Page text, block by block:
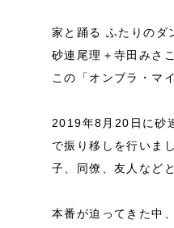
家と踊る ふたりのダ
砂連尾理＋寺田みさ
この「オンブラ・マ
2019年8月20日に砂
で振り移しを行いま
子、同僚、友人など
本番が迫ってきた中